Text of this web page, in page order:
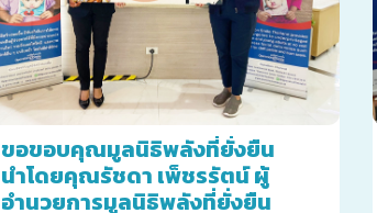
ขอขอบคุณมูลนิธิพลังที่ยั่งยืน
นำโดยคุณรัชดา เพ็ชรรัตน์ ผู้
อำนวยการมูลนิธิพลังที่ยั่งยืน